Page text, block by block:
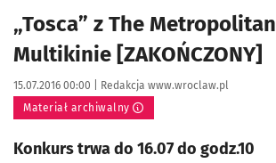
„Tosca” z The
Multikinie [ZAKOŃCZONY]
Data publikacji:
15.07.2016 00:00 | Autor:
Redakcja www.wroclaw.pl
Materiał archiwalny
Konkurs trwa do 16.07 do godz.10